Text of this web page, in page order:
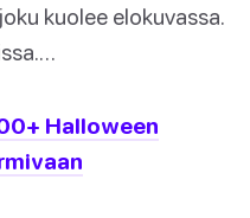
kuolee elokuvassa.
Halloween